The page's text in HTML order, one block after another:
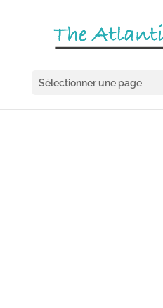
Sélectionner une page